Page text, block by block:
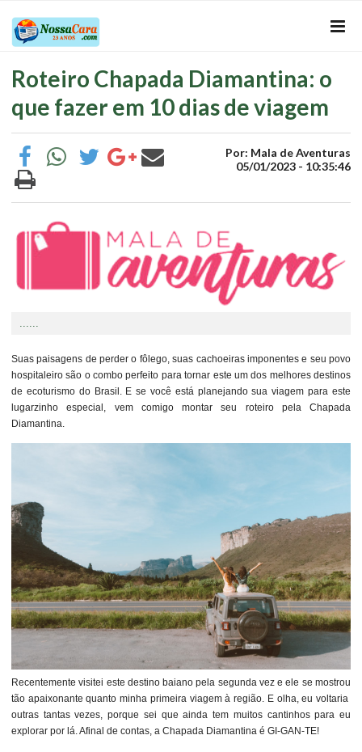
Roteiro Chapada Diamantina: o
que fazer em 10 dias de viagem
Por: Mala de Aventuras
05/01/2023 - 10:35:46
......
Suas paisagens de perder o fôlego, suas cachoeiras imponentes e seu povo
hospitaleiro são o combo perfeito para tornar este um dos melhores destinos
de ecoturismo do Brasil. E se você está planejando sua viagem para este
lugarzinho especial, vem comigo montar seu roteiro pela Chapada
Diamantina.
Recentemente visitei este destino baiano pela segunda vez e ele se mostrou
tão apaixonante quanto minha primeira viagem à região. E olha, eu voltaria
outras tantas vezes, porque sei que ainda tem muitos cantinhos para eu
explorar por lá. Afinal de contas, a Chapada Diamantina é GI-GAN-TE!